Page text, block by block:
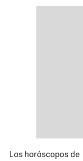
Los horóscopos